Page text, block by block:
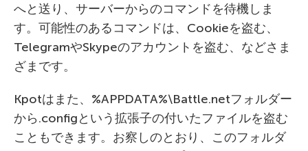
へと送り、サーバーからのコマンドを待機しま
す。可能性のあるコマンドは、Cookieを盗む、
TelegramやSkypeのアカウントを盗む、などさま
ざまです。
Kpotはまた、%APPDATA%\Battle.netフォルダー
から.configという拡張子の付いたファイルを盗む
こともできます。お察しのとおり、このフォルダ